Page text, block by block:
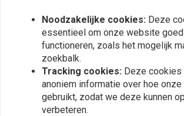
Plaats ook een review
Vergelijkbare producten
Noodzakelijke cookies: Deze
essentieel om onze website
functioneren, zoals het mogelijk
zoekbalk.
Tracking cookies: Deze cookies
anoniem informatie over hoe
gebruikt, zodat we deze kunnen
verbeteren.